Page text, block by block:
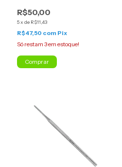
R$50,00
5x de R$11,43
R$47,50 com Pix
Só restam 3em estoque!
Comprar